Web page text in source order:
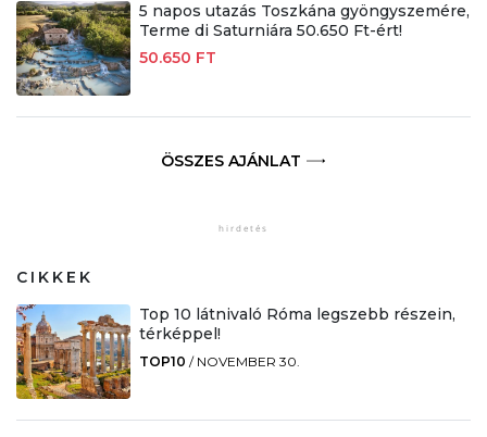
5 napos utazás Toszkána gyöngyszemére,
Terme di Saturniára 50.650 Ft-ért!
50.650 FT
ÖSSZES AJÁNLAT
CIKKEK
Top 10 látnivaló Róma legszebb részein,
térképpel!
TOP10 / NOVEMBER 30.